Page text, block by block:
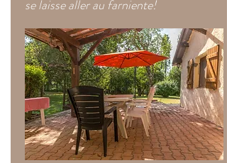
se laisse aller au farniente!